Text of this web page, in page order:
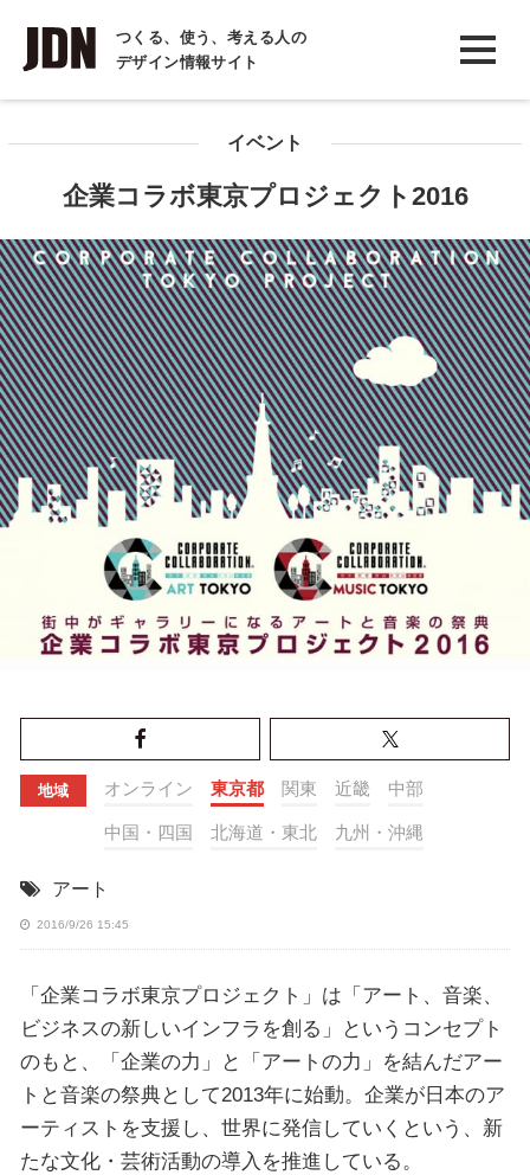
つくる、使う、考える人の
デザイン情報サイト
INTERVIEW
インタビュー
コラム
イベント
企業コラボ東京プロジェクト2016
地域 オンライン 東京都 関東 近畿 中部
中国・四国 北海道・東北 九州・沖縄
アート
2016/9/26 15:45
「企業コラボ東京プロジェクト」は「アート、音楽、
ビジネスの新しいインフラを創る」というコンセプト
のもと、「企業の力」と「アートの力」を結んだアー
トと音楽の祭典として2013年に始動。企業が日本のア
ーティストを支援し、世界に発信していくという、新
たな文化・芸術活動の導入を推進している。